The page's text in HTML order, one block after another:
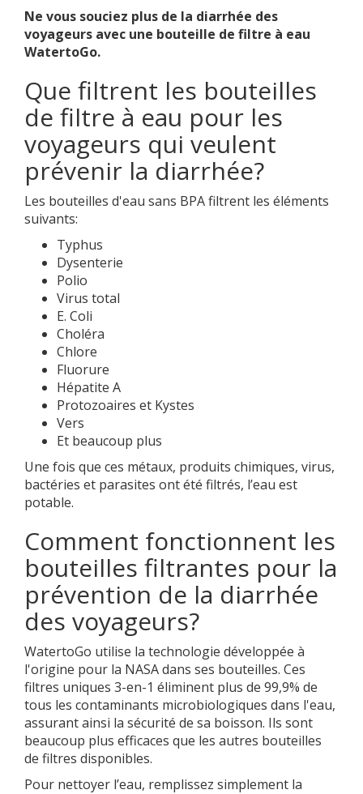
Ne vous souciez plus de la diarrhée des
voyageurs avec une bouteille de filtre à eau
WatertoGo.
Que filtrent les bouteilles
de filtre à eau pour les
voyageurs qui veulent
prévenir la diarrhée?
Les bouteilles d'eau sans BPA filtrent les éléments
suivants:
Typhus
Dysenterie
Polio
Virus total
E. Coli
Choléra
Chlore
Fluorure
Hépatite A
Protozoaires et Kystes
Vers
Et beaucoup plus
Une fois que ces métaux, produits chimiques, virus,
bactéries et parasites ont été filtrés, l’eau est
potable.
Comment fonctionnent les
bouteilles filtrantes pour la
prévention de la diarrhée
des voyageurs?
WatertoGo utilise la technologie développée à
l'origine pour la NASA dans ses bouteilles. Ces
filtres uniques 3-en-1 éliminent plus de 99,9% de
tous les contaminants microbiologiques dans l'eau,
assurant ainsi la sécurité de sa boisson. Ils sont
beaucoup plus efficaces que les autres bouteilles
de filtres disponibles.
Pour nettoyer l’eau, remplissez simplement la